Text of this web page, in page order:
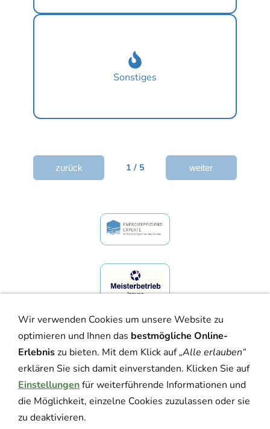
Sonstiges
zurück 1 / 5 weiter
FÖRDERGELDRECHNER
Wir verwenden Cookies um unsere Website zu
optimieren und Ihnen das bestmögliche Online-
Erlebniszu bieten. Mit dem Klick auf„Alle erlauben“
erklären Sie sich damit einverstanden. Klicken Sie auf
Einstellungenfür weiterführende Informationen und
die Möglichkeit, einzelne Cookies zuzulassen oder sie
zu deaktivieren.